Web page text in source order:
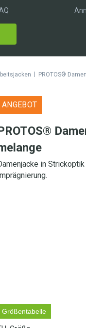
PROTOS®
ANGEBOT
in
Größentabelle